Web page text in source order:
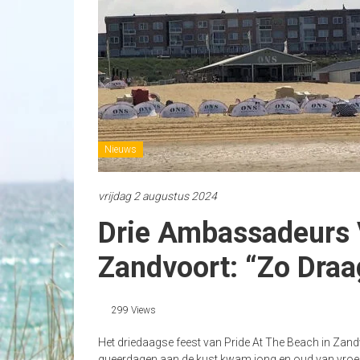
Nieuws
vrijdag 2 augustus 2024
Drie
Zandvoort: “Zo
299 Views
Het driedaagse feest van Pride At The Beach in